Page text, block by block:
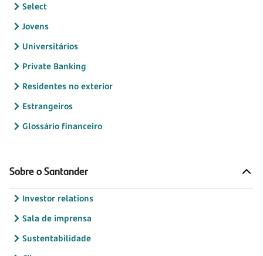
Select
Jovens
Universitários
Private Banking
Residentes no exterior
Estrangeiros
Glossário financeiro
Sobre o Santander
Investor relations
Sala de imprensa
Sustentabilidade